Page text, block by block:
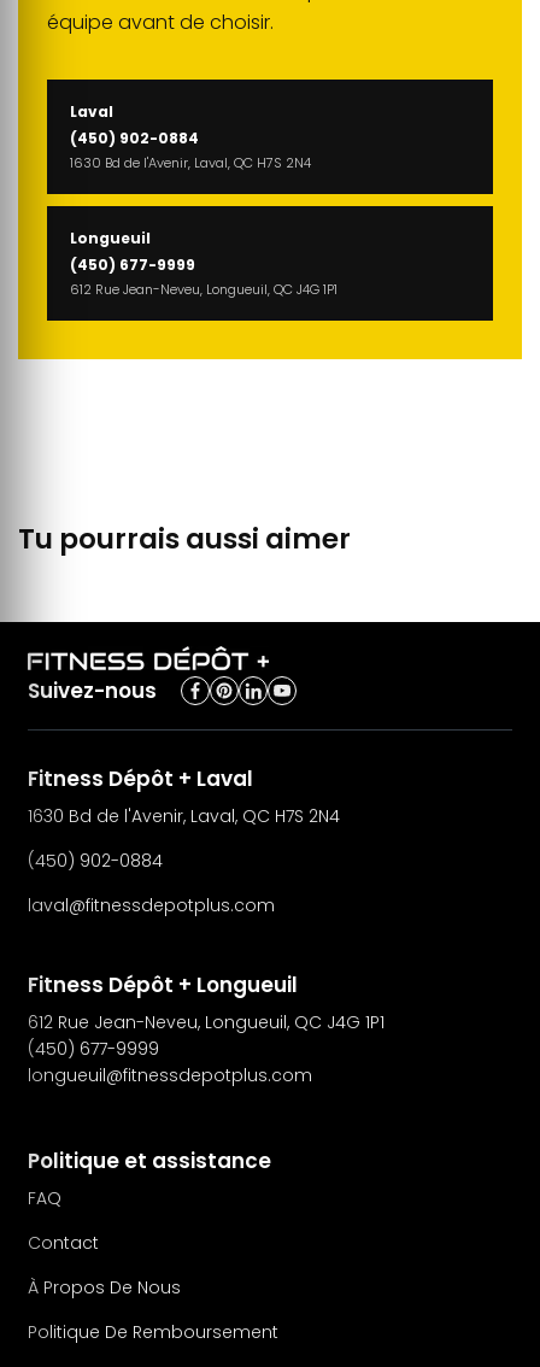
équipe avant de choisir.
Laval
(450) 902-0884
1630 Bd de l'Avenir, Laval, QC H7S 2N4
Longueuil
(450) 677-9999
612 Rue Jean-Neveu, Longueuil, QC J4G 1P1
Tu pourrais aussi aimer
Suivez-nous
Fitness Dépôt + Laval
1630 Bd de l'Avenir, Laval, QC H7S 2N4
(450) 902-0884
laval@fitnessdepotplus.com
Fitness Dépôt + Longueuil
612 Rue Jean-Neveu, Longueuil, QC J4G 1P1
(450) 677-9999
longueuil@fitnessdepotplus.com
Politique et assistance
FAQ
Contact
À Propos De Nous
Politique De Remboursement